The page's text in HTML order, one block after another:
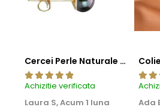
Cercei Perle Naturale Negre 5-6 mm, Buton AAA, Aur 14K (aur 585), Tip Șurub | KASKADDA®
Achizitie verificata
Laura S,Acum 1 luna
Ada